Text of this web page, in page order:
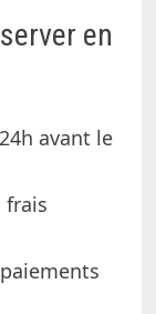
en
avant le
frais